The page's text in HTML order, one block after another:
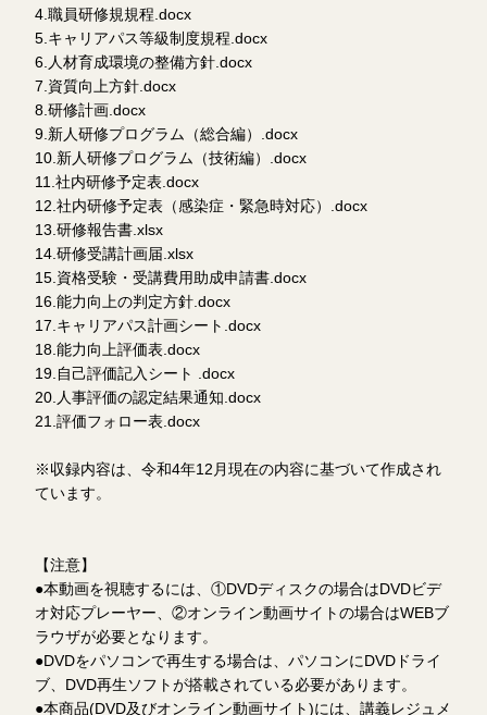
4.職員研修規規程.docx
5.キャリアパス等級制度規程.docx
6.人材育成環境の整備方針.docx
7.資質向上方針.docx
8.研修計画.docx
9.新人研修プログラム（総合編）.docx
10.新人研修プログラム（技術編）.docx
11.社内研修予定表.docx
12.社内研修予定表（感染症・緊急時対応）.docx
13.研修報告書.xlsx
14.研修受講計画届.xlsx
15.資格受験・受講費用助成申請書.docx
16.能力向上の判定方針.docx
17.キャリアパス計画シート.docx
18.能力向上評価表.docx
19.自己評価記入シート .docx
20.人事評価の認定結果通知.docx
21.評価フォロー表.docx
※収録内容は、令和4年12月現在の内容に基づいて作成され
ています。
【注意】
●本動画を視聴するには、①DVDディスクの場合はDVDビデ
オ対応プレーヤー、②オンライン動画サイトの場合はWEBブ
ラウザが必要となります。
●DVDをパソコンで再生する場合は、パソコンにDVDドライ
ブ、DVD再生ソフトが搭載されている必要があります。
●本商品(DVD及びオンライン動画サイト)には、講義レジュメ